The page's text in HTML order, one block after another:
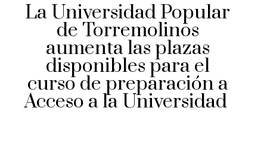
La Universidad Popular
de Torremolinos
aumenta las plazas
disponibles para el
curso de preparación a
Acceso a la Universidad